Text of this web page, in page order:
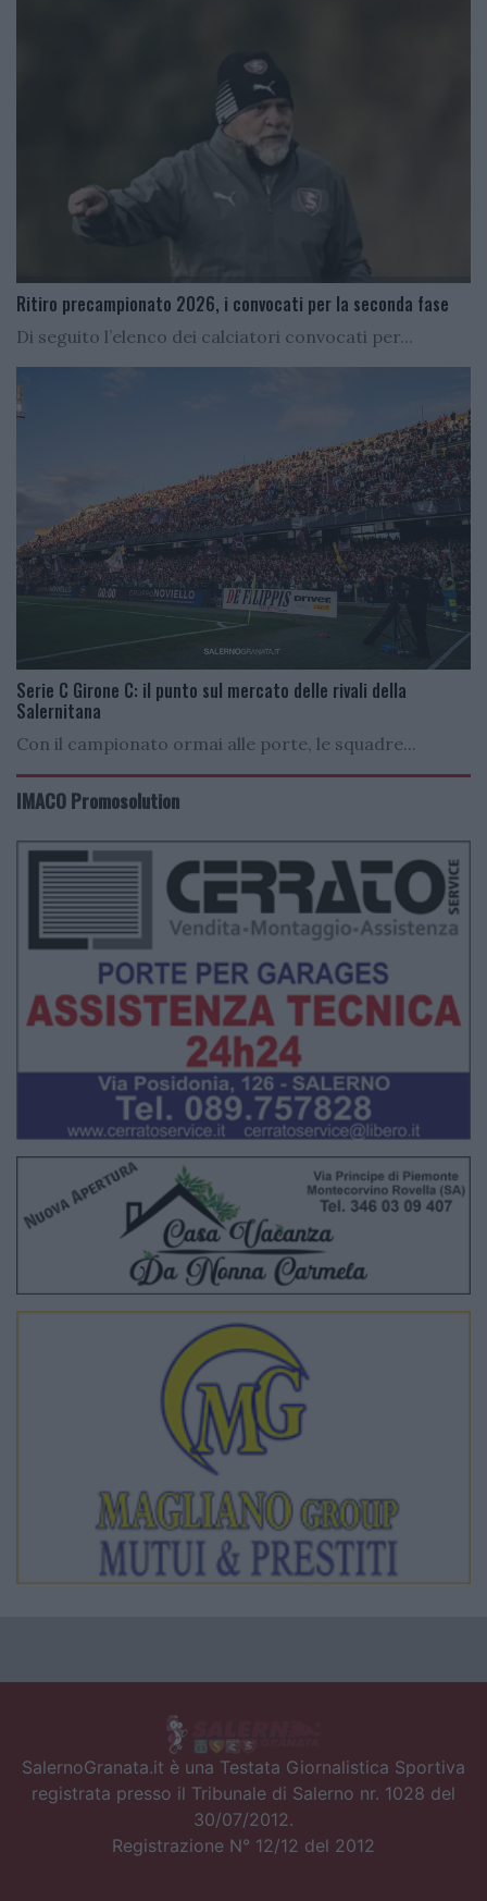
Ritiro precampionato 2026, i convocati per la seconda fase
Di seguito l’elenco dei calciatori convocati per...
Serie C Girone C: il punto sul mercato delle rivali della
Salernitana
Con il campionato ormai alle porte, le squadre...
IMACO Promosolution
SalernoGranata.it è una Testata Giornalistica Sportiva
registrata presso il Tribunale di Salerno nr. 1028 del
30/07/2012.
Registrazione N° 12/12 del 2012